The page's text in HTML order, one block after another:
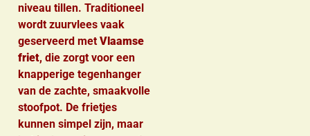
niveau tillen. Traditioneel
wordt zuurvlees vaak
geserveerd met Vlaamse
friet, die zorgt voor een
knapperige tegenhanger
van de zachte, smaakvolle
stoofpot. De frietjes
kunnen simpel zijn, maar